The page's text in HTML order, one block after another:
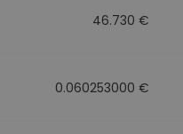
46.730 €
0.060253000 €